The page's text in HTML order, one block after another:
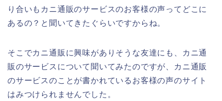
り合いもカニ通販のサービスのお客様の声ってどこに
あるの？と聞いてきたぐらいですからね。
そこでカニ通販に興味がありそうな友達にも、カニ通
販のサービスについて聞いてみたのですが、カニ通販
のサービスのことが書かれているお客様の声のサイト
はみつけられませんでした。